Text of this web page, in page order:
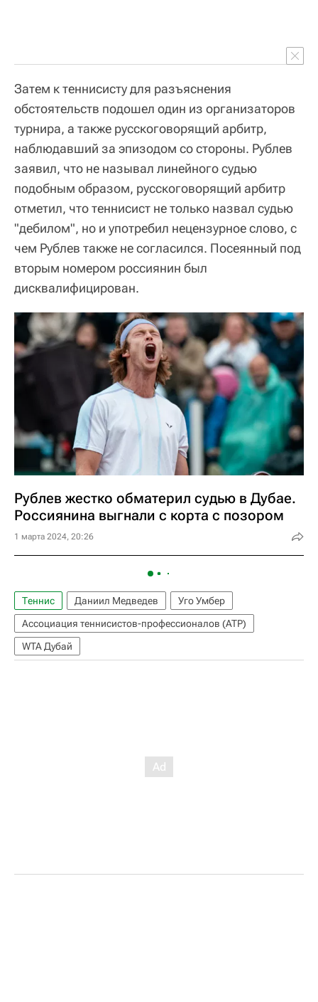
Затем к теннисисту для разъяснения
обстоятельств подошел один из организаторов
турнира, а также русскоговорящий арбитр,
наблюдавший за эпизодом со стороны. Рублев
заявил, что не называл линейного судью
подобным образом, русскоговорящий арбитр
отметил, что теннисист не только назвал судью
"дебилом", но и употребил нецензурное слово, с
чем Рублев также не согласился. Посеянный под
вторым номером россиянин был
дисквалифицирован.
Рублев жестко обматерил судью в Дубае.
Россиянина выгнали с корта с позором
1 марта 2024, 20:26
Теннис Даниил Медведев
Уго Умбер
Ассоциация теннисистов-профессионалов (ATP)
WTA Дубай